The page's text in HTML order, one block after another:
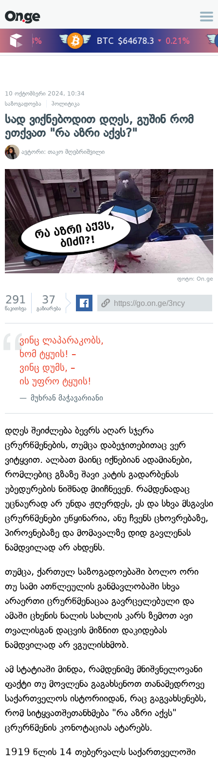
10 ოქტომბერი 2024, 10:34
საზოგადოება
პოლიტიკა
სად ვიქნებოდით დღეს, გუშინ რომ
ეთქვათ "რა აზრი აქვს?"
ავტორი: თაკო მღებრიშვილი
ფოტო: On.ge
291
წაკითხვა
37
გაზიარება
ვინც ლაპარაკობს,
ხომ ტყუის! –
ვინც დუმს, –
ის უფრო ტყუის!
მუხრან მაჭავარიანი
დღეს შეიძლება ბევრს აღარ სჯერა
ცრურწმენების, თუმცა დაბეჯითებითაც ვერ
ვიტყვით. ალბათ მაინც იქნებიან ადამიანები,
რომლებიც გზაზე შავი კატის გადარბენას
უბედურების ნიშნად მიიჩნევენ. რამდენადაც
უცნაურად არ უნდა ჟღერდეს, ეს და სხვა მსგავსი
ცრურწმენები უწყინარია, ანუ ჩვენს ცხოვრებაზე,
პიროვნებაზე და მომავალზე დიდ გავლენას
ნამდვილად არ ახდენს.
თუმცა, ქართულ საზოგადოებაში ბოლო ორი
თუ სამი ათწლეულის განმავლობაში სხვა
არაერთი ცრურწმენაცაა გავრცელებული და
ამაში ცხენის ნალის სახლის კარს ზემოთ ავი
თვალისგან დაცვის მიზნით დაკიდებას
ნამდვილად არ ვგულისხმობ.
ამ სტატიაში მინდა, რამდენიმე მნიშვნელოვანი
ფაქტი თუ მოვლენა გაგახსენოთ თანამედროვე
საქართველოს ისტორიიდან, რაც გაგვახსენებს,
რომ სიტყვათშეთანხმება "რა აზრი აქვს"
ცრურწმენის კონოტაციას ატარებს.
1919 წლის 14 თებერვალს საქართველოში